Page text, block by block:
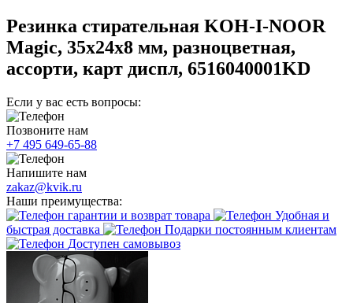
Резинка стирательная KOH-I-NOOR
Magic, 35x24x8 мм, разноцветная,
ассорти, карт диспл, 6516040001KD
Если у вас есть вопросы:
Позвоните нам
+7 495 649-65-88
Напишите нам
zakaz@kvik.ru
Наши преимущества:
гарантии и возврат товара
Удобная и
быстрая доставка
Подарки постоянным клиентам
Доступен самовывоз